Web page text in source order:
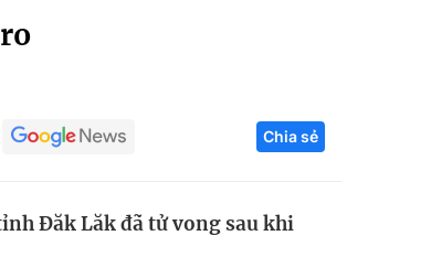
Hitech Công nghệ tương lai
Chia sẻ
Đăk Lăk đã tử vong sau khi